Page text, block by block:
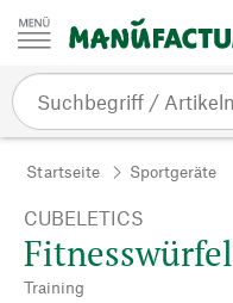
Zum Inhalt springen
Startseite Sportgeräte
CUBELETICS
Fitnesswürfel
Training